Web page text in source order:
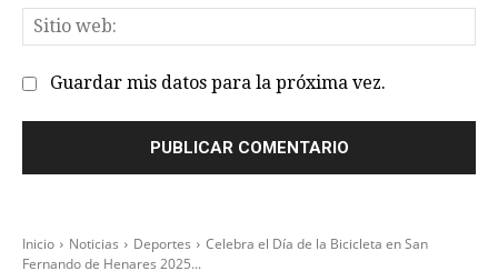
Guardar mis datos para la próxima vez.